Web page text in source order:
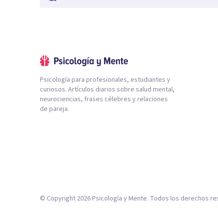
Psicología para profesionales, estudiantes y
curiosos. Artículos diarios sobre salud mental,
neurociencias, frases célebres y relaciones
de pareja.
© Copyright 2026Psicología y Mente. Todos los derechos